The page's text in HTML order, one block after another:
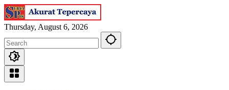
Skip
to
content
Thursday, August 6, 2026